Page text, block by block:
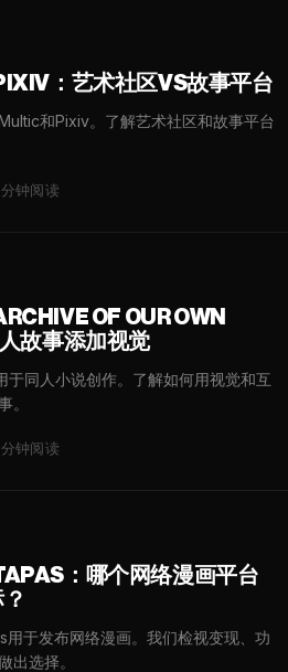
：艺术社区VS故事平台
和Pixiv。了解艺术社区和故事平台
钟阅读
OF OUR OWN
故事添加视觉
于同人小说创作。了解如何用视觉和互
。
钟阅读
：哪个网络漫画平台
于发布网络漫画。我们检视变现、功
出选择。